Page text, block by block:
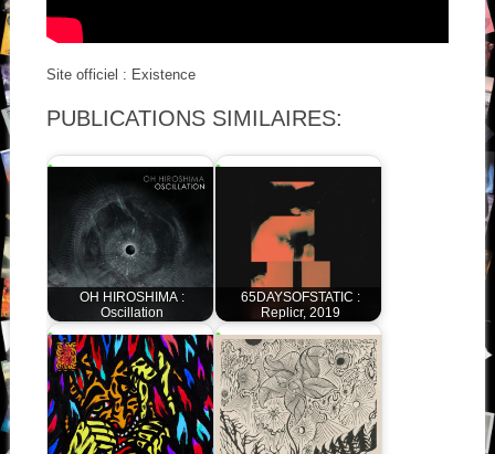
Site officiel : Existence
PUBLICATIONS SIMILAIRES:
OH HIROSHIMA :
Oscillation
65DAYSOFSTATIC :
Replicr, 2019